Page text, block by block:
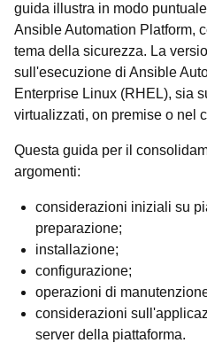
guida illustra in modo
Ansible Automation Platform,
tema della sicurezza. La
sull'esecuzione di Ansible
Enterprise Linux (RHEL), sia
virtualizzati, on premise o nel
Questa guida per il
argomenti:
considerazioni iniziali su
preparazione;
installazione;
configurazione;
operazioni di
considerazioni
server della piattaforma.